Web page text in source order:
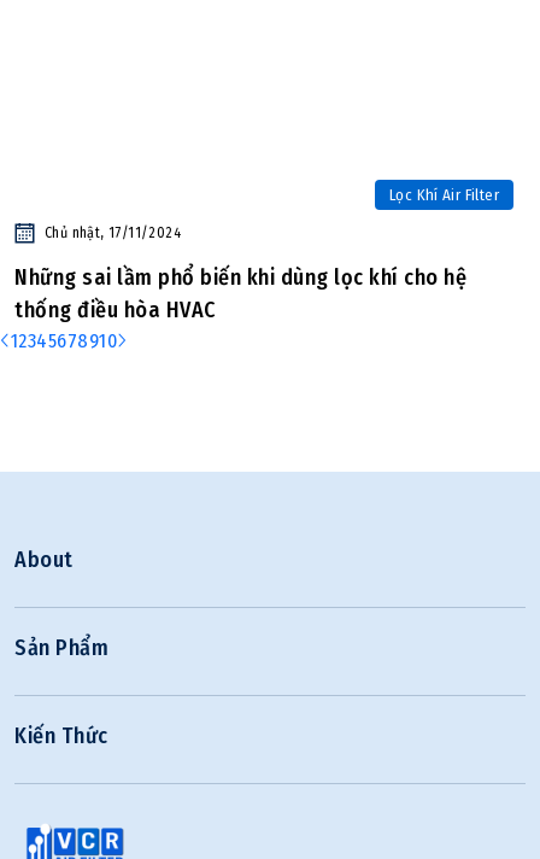
Lọc Khí Air Filter
Chủ nhật, 17/11/2024
Những sai lầm phổ biến khi dùng lọc khí cho hệ
thống điều hòa HVAC
12345678910
About
Sản Phẩm
Kiến Thức